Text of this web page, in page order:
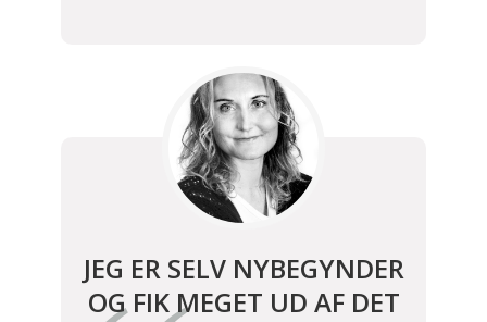
JEG ER SELV NYBEGYNDER
OG FIK MEGET UD AF DET